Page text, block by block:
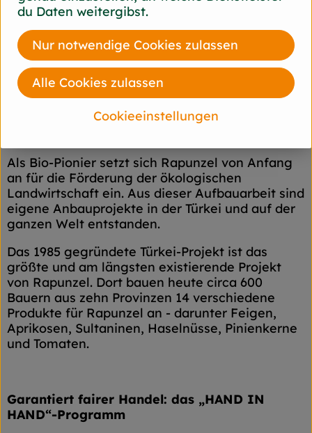
der rege Austausch miteinander sichern die
einwandfreie Qualität der Rohstoffe ab. Das
schafft Transparenz - vom Feld bis zum Teller
des Verbrauchers.
Das größte Rapunzel Anbauprojekt: Bio aus
Als Bio-Pionier setzt sich Rapunzel von Anfang
an für die Förderung der ökologischen
Landwirtschaft ein. Aus dieser Aufbauarbeit sind
eigene Anbauprojekte in der Türkei und auf der
ganzen Welt entstanden.
Das 1985 gegründete Türkei-Projekt ist das
größte und am längsten existierende Projekt
von Rapunzel. Dort bauen heute circa 600
Bauern aus zehn Provinzen 14 verschiedene
Produkte für Rapunzel an - darunter Feigen,
Aprikosen, Sultaninen, Haselnüsse, Pinienkerne
und Tomaten.
Garantiert fairer Handel: das „HAND IN
HAND“-Programm
du Daten weitergibst.
Cookieeinstellungen
Nur notwendige Cookies zulassen
Alle Cookies zulassen